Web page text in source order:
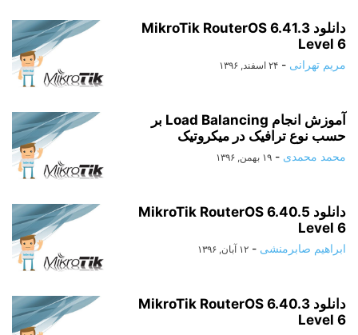
دانلود MikroTik RouterOS 6.41.3
Level 6
مریم تهرانی - ۲۴ اسفند, ۱۳۹۶
آموزش انجام Load Balancing بر
حسب نوع ترافیک در میکروتیک
محمد محمدی - ۱۹ بهمن, ۱۳۹۶
دانلود MikroTik RouterOS 6.40.5
Level 6
ابراهیم صابرمنشی - ۱۲ آبان, ۱۳۹۶
دانلود MikroTik RouterOS 6.40.3
Level 6